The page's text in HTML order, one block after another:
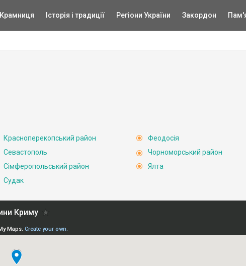
Крамниця Історія і традиції Регіони України Закордон
Красноперекопський район
Севастополь
Сімферопольський район
Судак
Феодосія
Чорноморський район
Ялта